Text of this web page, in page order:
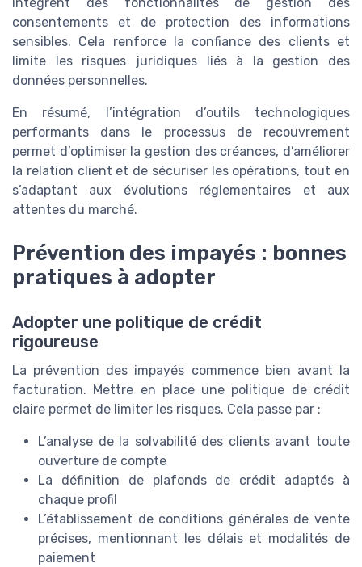
consentements et de protection des informations
sensibles. Cela renforce la confiance des clients et
limite les risques juridiques liés à la gestion des
données personnelles.
En résumé, l’intégration d’outils technologiques
performants dans le processus de recouvrement
permet d’optimiser la gestion des créances, d’améliorer
la relation client et de sécuriser les opérations, tout en
s’adaptant aux évolutions réglementaires et aux
attentes du marché.
Prévention des impayés : bonnes
pratiques à adopter
Adopter une politique de crédit
rigoureuse
La prévention des impayés commence bien avant la
facturation. Mettre en place une politique de crédit
claire permet de limiter les risques. Cela passe par :
L’analyse de la solvabilité des clients avant toute
ouverture de compte
La définition de plafonds de crédit adaptés à
chaque profil
L’établissement de conditions générales de vente
précises, mentionnant les délais et modalités de
paiement